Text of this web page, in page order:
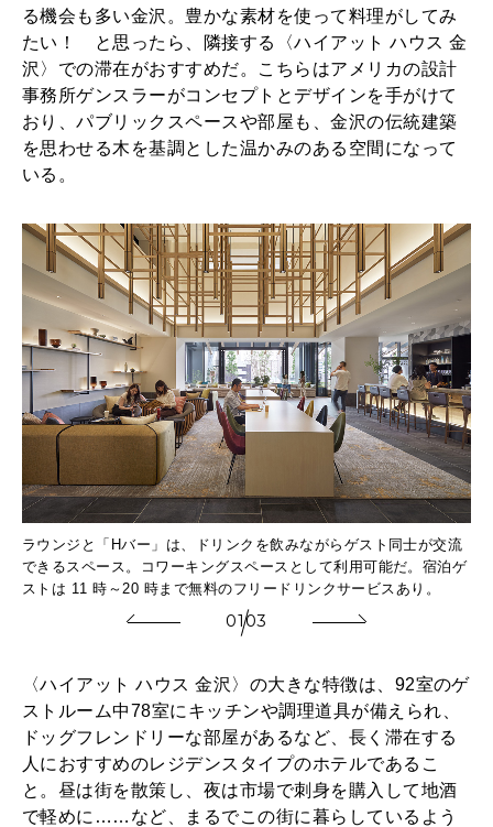
る機会も多い金沢。豊かな素材を使って料理がしてみ
たい！ と思ったら、隣接する〈ハイアット ハウス 金
沢〉での滞在がおすすめだ。こちらはアメリカの設計
事務所ゲンスラーがコンセプトとデザインを手がけて
おり、パブリックスペースや部屋も、金沢の伝統建築
を思わせる木を基調とした温かみのある空間になって
いる。
ラウンジと「Hバー」は、ドリンクを飲みながらゲスト同士が交流
できるスペース。コワーキングスペースとして利用可能だ。宿泊ゲ
ストは 11 時～20 時まで無料のフリードリンクサービスあり。
0103
〈ハイアット ハウス 金沢〉の大きな特徴は、92室のゲ
ストルーム中78室にキッチンや調理道具が備えられ、
ドッグフレンドリーな部屋があるなど、長く滞在する
人におすすめのレジデンスタイプのホテルであるこ
と。昼は街を散策し、夜は市場で刺身を購入して地酒
で軽めに……など、まるでこの街に暮らしているよう